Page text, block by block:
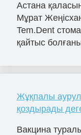
Астана
Мұрат
Tem.Dent
қайтыс
Жұқпалы
қоздырады
Вакцина